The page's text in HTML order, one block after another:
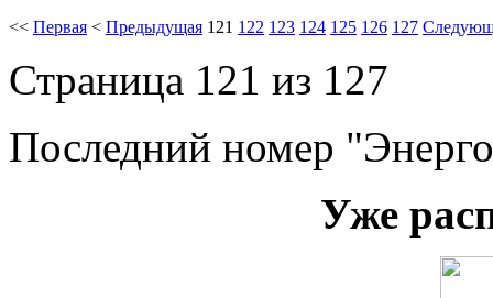
<< Первая < Предыдущая 121 122 123 124 125 126 127
Страница 121 из 127
Последний номер
Уже